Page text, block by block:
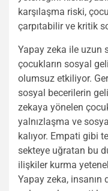
karşılaşma riski,
çarpıtabilir ve kritik
Yapay zeka ile uzun
çocukların sosyal
olumsuz etkiliyor.
sosyal becerilerin
zekaya yönelen
yalnızlaşma ve
kalıyor. Empati gibi
sekteye uğratan bu
ilişkiler kurma
Yapay zeka, insanın